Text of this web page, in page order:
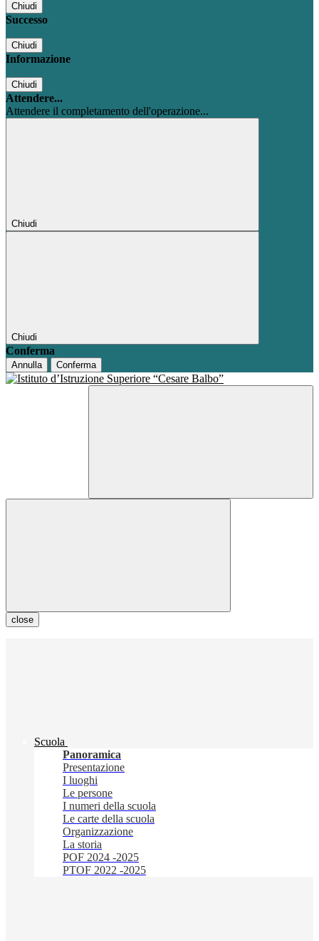
Chiudi
Successo
Chiudi
Informazione
Chiudi
Attendere...
Attendere il completamento dell'operazione...
Chiudi
Chiudi
Conferma
Annulla Conferma
close
Scuola
Panoramica
Presentazione
I luoghi
Le persone
I numeri della scuola
Le carte della scuola
Organizzazione
La storia
POF 2024 -2025
PTOF 2022 -2025